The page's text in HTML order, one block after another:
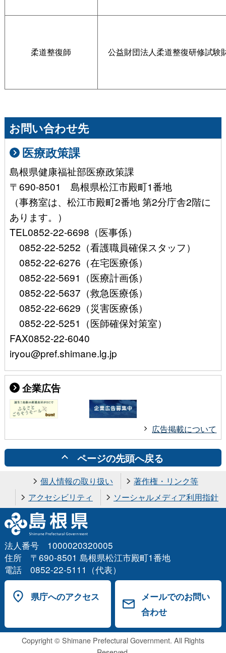
柔道整復師 公益財団法人柔道整復研修試験
お問い合わせ先
医療政策課
島根県健康福祉部医療政策課
〒690-8501 島根県松江市殿町1番地
（事務室は、松江市殿町2番地 第2分庁舎2階に
あります。）
TEL0852-22-6698（医事係）
0852-22-5252（看護職員確保スタッフ）
0852-22-6276（在宅医療係）
0852-22-5691（医療計画係）
0852-22-5637（救急医療係）
0852-22-6629（災害医療係）
0852-22-5251（医師確保対策室）
FAX0852-22-6040
iryou@pref.shimane.lg.jp
企業広告
広告掲載について
ページの先頭へ戻る
個人情報の取り扱い
著作権・リンク等
アクセシビリティ
ソーシャルメディア利用指針
法人番号 1000020320005
住所 〒690-8501 島根県松江市殿町1番地
電話 0852-22-5111（代表）
県庁へのアクセス
メールでのお問い
合わせ
Copyright © Shimane Prefectural Government. All Rights